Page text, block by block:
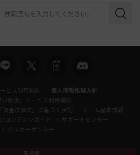
検
ビス利用規約
個人情報処理方針
い砂漠」サービス利用規約
資金決済法」に基づく表記
ゲーム基本情報
コンテンツガイド
サポートセンター
クッキーポリシー
黒い砂漠